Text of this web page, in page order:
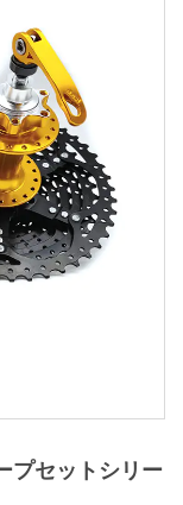
プセットシリー